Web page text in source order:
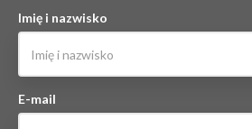
Imię i nazwisko
E-mail